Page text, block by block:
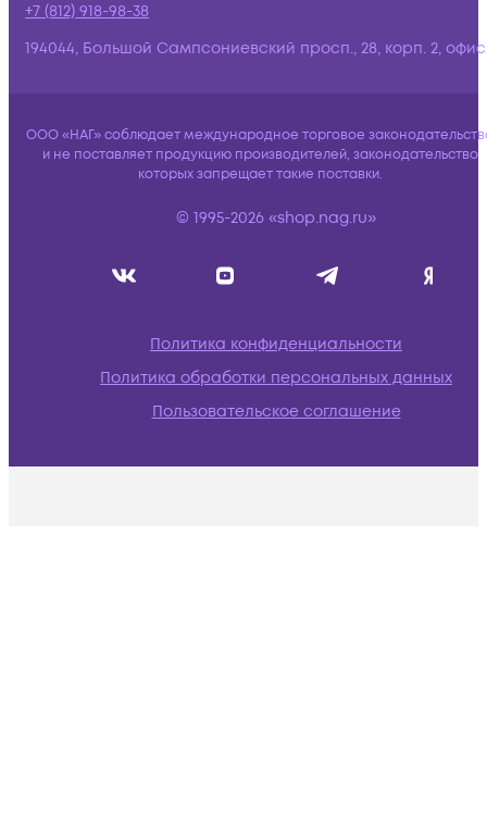
+7 (812) 918-98-38
194044, Большой Сампсониевский просп., 28, корп. 2,
ООО «НАГ» соблюдает международное торговое
и не поставляет продукцию производителей, законодательство
которых запрещает такие поставки.
© 1995-2026 «shop.nag.ru»
Политика конфиденциальности
Политика обработки персональных данных
Пользовательское соглашение